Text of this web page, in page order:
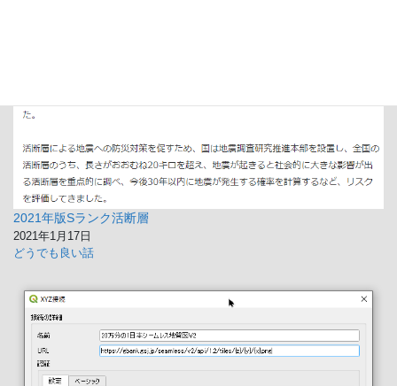
2021年版Sランク活断層
2021年1月17日
どうでも良い話